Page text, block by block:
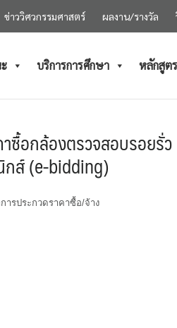
ข่าววิศวกรรมศาสตร์ ผลงาน/รางวัล
บริการการศึกษา หลักสูต
ซื้อกล้องตรวจสอบรอยรั่
กส์ (e-bidding)
ารประกวดราคาซื้อ/จ้าง